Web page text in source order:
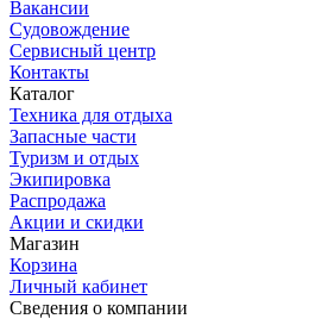
Вакансии
Судовождение
Сервисный центр
Контакты
Каталог
Техника для отдыха
Запасные части
Туризм и отдых
Экипировка
Распродажа
Акции и скидки
Магазин
Корзина
Личный кабинет
Сведения о компании